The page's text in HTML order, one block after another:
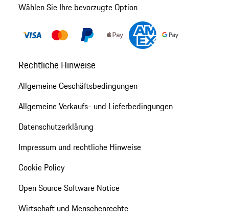
Wählen Sie Ihre bevorzugte Option
Rechtliche Hinweise
Allgemeine Geschäftsbedingungen
Allgemeine Verkaufs- und Lieferbedingungen
Datenschutzerklärung
Impressum und rechtliche Hinweise
Cookie Policy
Open Source Software Notice
Wirtschaft und Menschenrechte